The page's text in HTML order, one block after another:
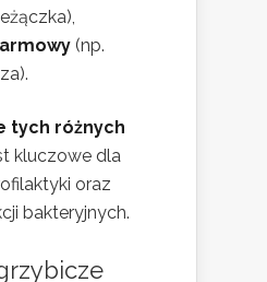
(np.
tych różnych
kluczowe dla
oraz
bakteryjnych.